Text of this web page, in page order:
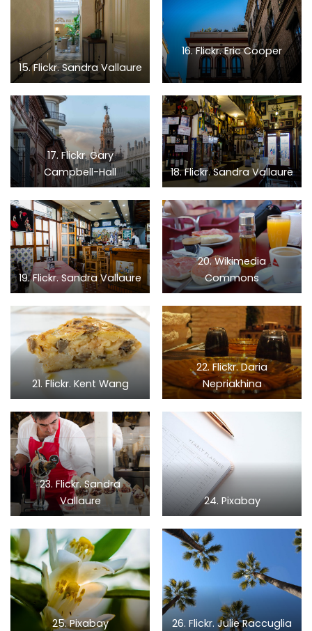
15. Flickr. Sandra Vallaure
16. Flickr. Eric Cooper
17. Flickr. Gary
Campbell-Hall
18. Flickr. Sandra Vallaure
19. Flickr. Sandra Vallaure
20. Wikimedia
Commons
21. Flickr. Kent Wang
22. Flickr. Daria
Nepriakhina
23. Flickr. Sandra
Vallaure
24. Pixabay
25. Pixabay 26. Flickr. Julie Raccuglia